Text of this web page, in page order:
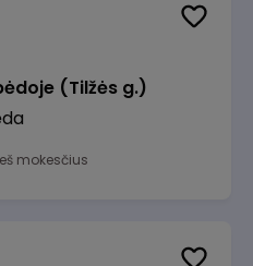
(Tilžės g.)
mokesčius